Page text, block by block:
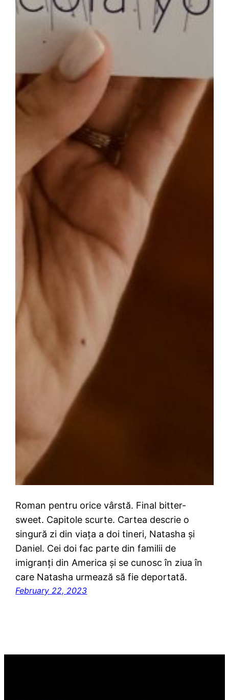
Roman pentru orice vârstă. Final bitter-
sweet. Capitole scurte. Cartea descrie o
singură zi din viața a doi tineri, Natasha și
Daniel. Cei doi fac parte din familii de
imigranți din America și se cunosc în ziua în
care Natasha urmează să fie deportată.
February 22, 2023